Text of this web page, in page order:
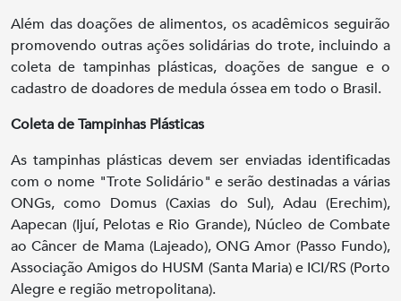
Além das doações de alimentos, os acadêmicos seguirão
promovendo outras ações solidárias do trote, incluindo a
coleta de tampinhas plásticas, doações de sangue e o
cadastro de doadores de medula óssea em todo o Brasil.
Coleta de Tampinhas Plásticas
As tampinhas plásticas devem ser enviadas identificadas
com o nome "Trote Solidário" e serão destinadas a várias
ONGs, como Domus (Caxias do Sul), Adau (Erechim),
Aapecan (Ijuí, Pelotas e Rio Grande), Núcleo de Combate
ao Câncer de Mama (Lajeado), ONG Amor (Passo Fundo),
Associação Amigos do HUSM (Santa Maria) e ICI/RS (Porto
Alegre e região metropolitana).